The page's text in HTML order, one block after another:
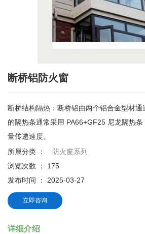
断桥铝防火窗
断桥结构隔热：断桥铝由两个铝合金型材
的隔热条通常采用 PA66+GF25 尼龙隔热
量传递速度。
所属分类 ：
防火窗系列
浏览次数 ： 175
发布时间 ： 2025-03-27
立即咨询
详细介绍